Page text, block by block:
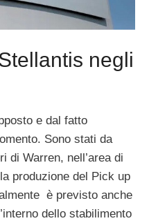
negli
e dal fatto
Sono stati da
di Warren, nell’area di
produzione del Pick up
è previsto anche
dello stabilimento